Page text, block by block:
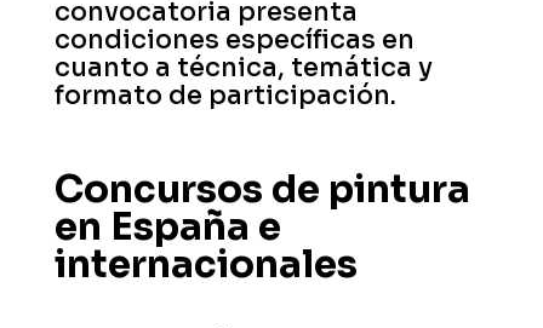
convocatoria presenta
condiciones específicas en
cuanto a técnica, temática y
formato de participación.
Concursos de pintura
en España e
internacionales